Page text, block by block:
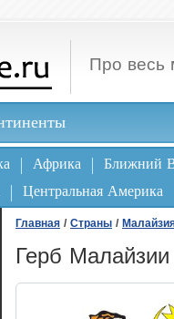
Про весь
Африка
Ближний
Центральная Америка
Главная / Страны /
Герб Малайзии